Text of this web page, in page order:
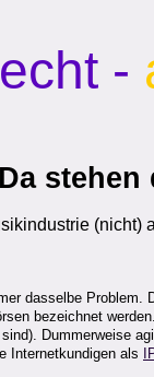
-
Da stehen
(nicht)
dasselbe
bezeichnet
Dummerweise
Internetkundigen als